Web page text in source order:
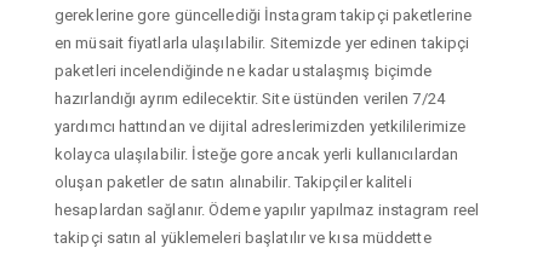
gereklerine gore güncellediği İnstagram takipçi paketlerine
en müsait fiyatlarla ulaşılabilir. Sitemizde yer edinen takipçi
paketleri incelendiğinde ne kadar ustalaşmış biçimde
hazırlandığı ayrım edilecektir. Site üstünden verilen 7/24
yardımcı hattından ve dijital adreslerimizden yetkililerimize
kolayca ulaşılabilir. İsteğe gore ancak yerli kullanıcılardan
oluşan paketler de satın alınabilir. Takipçiler kaliteli
hesaplardan sağlanır. Ödeme yapılır yapılmaz instagram reel
takipçi satın al yüklemeleri başlatılır ve kısa müddette